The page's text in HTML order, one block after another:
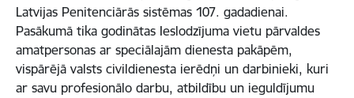
Latvijas Penitenciārās sistēmas 107. gadadienai.
Pasākumā tika godinātas Ieslodzījuma vietu pārvaldes
amatpersonas ar speciālajām dienesta pakāpēm,
vispārējā valsts civildienesta ierēdņi un darbinieki, kuri
ar savu profesionālo darbu, atbildību un ieguldījumu